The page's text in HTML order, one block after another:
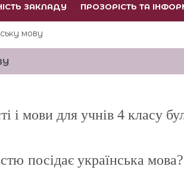
ЗАКЛАДУ ПРОЗОРІСТЬ ТА
мову
і мови для учнів 4 класу
посідає українська